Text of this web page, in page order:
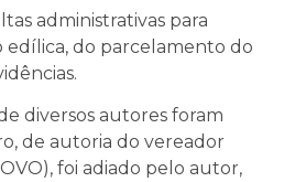
administrativas para
edílica, do parcelamento do
diversos autores foram
de autoria do vereador
foi adiado pelo autor,